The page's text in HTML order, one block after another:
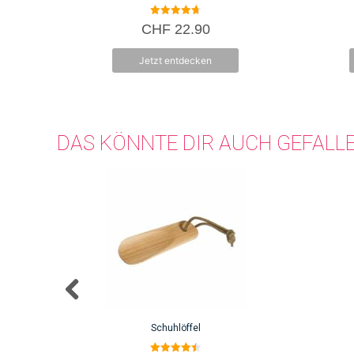
4.75
von 5
CHF22.90
Jetzt entdecken
DAS KÖNNTE DIR AUCH
Schuhlöffel